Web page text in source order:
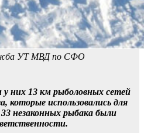
УТ МВД по СФО
у них 13 км рыболовных сетей
которые использовались для
незаконных рыбака были